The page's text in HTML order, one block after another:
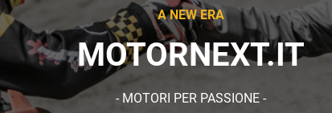
A NEW ERA
MOTORNEXT.IT
- MOTORI PER PASSIONE -